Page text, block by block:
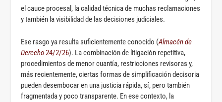
el cauce procesal, la calidad técnica de muchas reclamaciones
y también la visibilidad de las decisiones judiciales.
Ese rasgo ya resulta suficientemente conocido (Almacén de
Derecho24/2/26). La combinación de litigación repetitiva,
procedimientos de menor cuantía, restricciones revisoras y,
más recientemente, ciertas formas de simplificación decisoria
pueden desembocar en una justicia rápida, sí, pero también
fragmentada y poco transparente. En ese contexto, la